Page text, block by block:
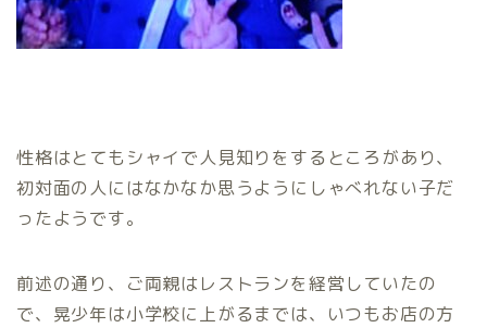
性格はとてもシャイで人見知りをするところがあり、
初対面の人にはなかなか思うようにしゃべれない子だ
ったようです。
前述の通り、ご両親はレストランを経営していたの
で、晃少年は小学校に上がるまでは、いつもお店の方